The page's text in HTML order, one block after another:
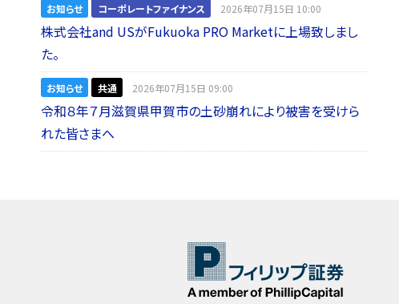
お知らせ コーポレートファイナンス 2026年07月15日 10:00
株式会社and USがFukuoka PRO Marketに上場致しまし
た。
お知らせ 共通 2026年07月15日 09:00
令和８年７月滋賀県甲賀市の土砂崩れにより被害を受けら
れた皆さまへ